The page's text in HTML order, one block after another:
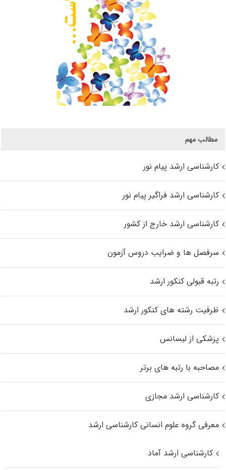
مطالب مهم
کارشناسی ارشد پیام نور
کارشناسی ارشد فراگیر پیام نور
کارشناسی ارشد خارج از کشور
سرفصل ها و ضرایب دروس آزمون
رتبه قبولی کنکور ارشد
ظرفیت رشته های کنکور ارشد
پزشکی از لیسانس
مصاحبه با رتبه های برتر
کارشناسی ارشد مجازی
معرفی گروه علوم انسانی کارشناسی ارشد
کارشناسی ارشد آماد